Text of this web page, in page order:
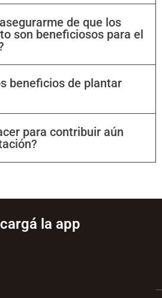
de que los
son beneficiosos para el
beneficios de plantar
para contribuir aún
la app